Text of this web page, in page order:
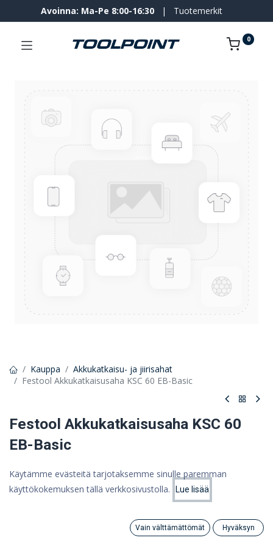
Hinta:
Lisää ostoskoriin
Category
Avoinna: Ma-Pe 8:00-16:30 | Tuotemerkit
0
Kauppa
Akkukatkaisu- ja jiirisahat
Festool Akkukatkaisusaha KSC 60 EB-Basic
Festool Akkukatkaisusaha KSC 60
EB-Basic
941,25 €
Käytämme evästeitä tarjotaksemme sinulle paremman
käyttökokemuksen tällä verkkosivustolla.
Lue lisää
Vain välttämättömät Hyväksyn